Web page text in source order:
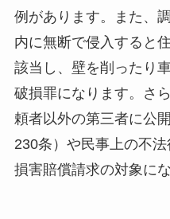
例があります。また、
内に無断で侵入すると
該当し、壁を削ったり
破損罪になります。さ
頼者以外の第三者に公
230条）や民事上の不
損害賠償請求の対象に